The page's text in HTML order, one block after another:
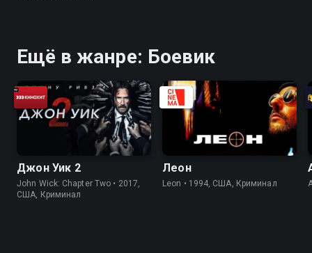
Ещё в жанре: Боевик
Джон Уик 2
John Wick: Chapter Two • 2017,
США, Криминал
Леон
Leon • 1994, США, Криминал